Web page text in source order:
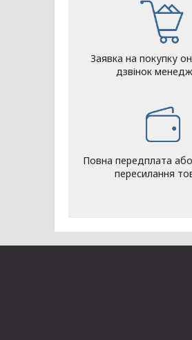
Заявка на покупку
дзвінок
Повна передплата
пересилання